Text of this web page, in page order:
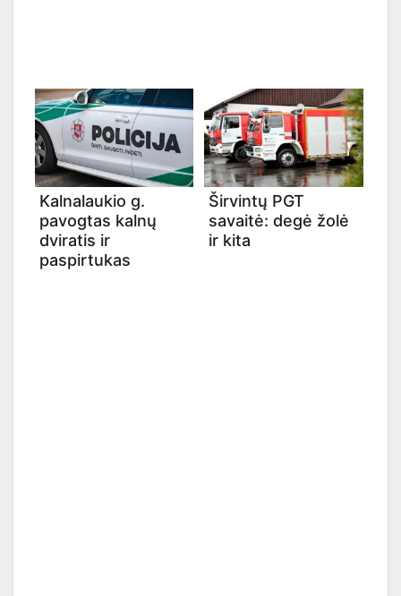
Kalnalaukio g.
pavogtas kalnų
dviratis ir
paspirtukas
Širvintų PGT
savaitė: degė žolė
ir kita